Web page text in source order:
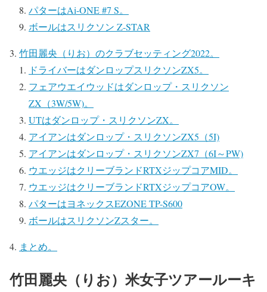
パターはAi-ONE #7 S。
ボールはスリクソン Z-STAR
竹田麗央（りお）のクラブセッティング2022。
ドライバーはダンロップスリクソンZX5。
フェアウエイウッドはダンロップ・スリクソン
ZX（3W/5W)。
UTはダンロップ・スリクソンZX。
アイアンはダンロップ・スリクソンZX5（5I)
アイアンはダンロップ・スリクソンZX7（6I～PW)
ウエッジはクリーブランドRTXジップコアMID。
ウエッジはクリーブランドRTXジップコアOW。
パターはヨネックスEZONE TP-S600
ボールはスリクソンZスター。
まとめ。
竹田麗央（りお）米女子ツアールーキ